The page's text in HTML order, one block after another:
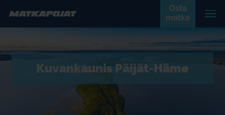
Osta
matka
Kuvankaunis Päijät-Häme